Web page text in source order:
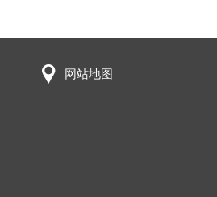
网站地图